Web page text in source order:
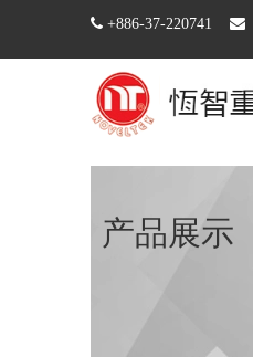
 +886-37-220741 
产品展示